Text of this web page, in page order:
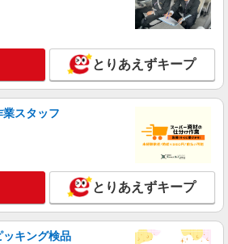
詳細を見る
駅｜小さなグループホームで家事や生活
ート！
給1450円〜1937円 ＜日払い有/週払い有/交
詳細を見る
とりあえずキープ
業スタッフ
とりあえずキープ
ッキング検品